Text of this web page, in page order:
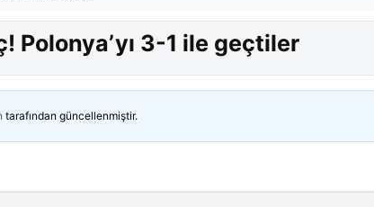
Polonya’yı 3-1 ile geçtiler
tarafından güncellenmiştir.